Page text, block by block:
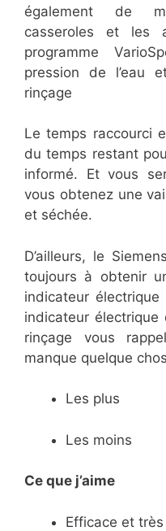
également de
casseroles et les
programme
pression de l’eau
rinçage
Le temps raccourci
du temps restant
informé. Et vous
vous obtenez une
et séchée.
D’ailleurs, le
toujours à obtenir
indicateur
indicateur
rinçage vous
manque quelque
Les plus
Les moins
Ce que j’aime
Efficace et